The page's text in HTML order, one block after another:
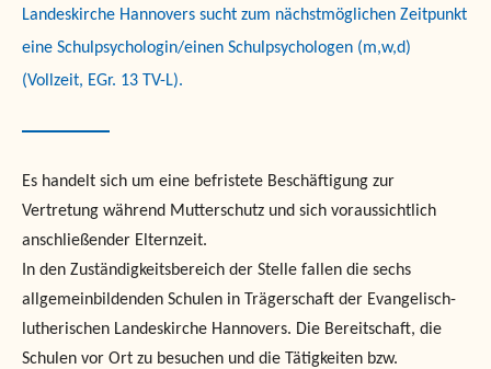
Landeskirche Hannovers sucht zum nächstmöglichen Zeitpunkt
eine Schulpsychologin/einen Schulpsychologen (m,w,d)
(Vollzeit, EGr. 13 TV-L).
Es handelt sich um eine befristete Beschäftigung zur
Vertretung während Mutterschutz und sich voraussichtlich
anschließender Elternzeit.
In den Zuständigkeitsbereich der Stelle fallen die sechs
allgemeinbildenden Schulen in Trägerschaft der Evangelisch-
lutherischen Landeskirche Hannovers. Die Bereitschaft, die
Schulen vor Ort zu besuchen und die Tätigkeiten bzw.